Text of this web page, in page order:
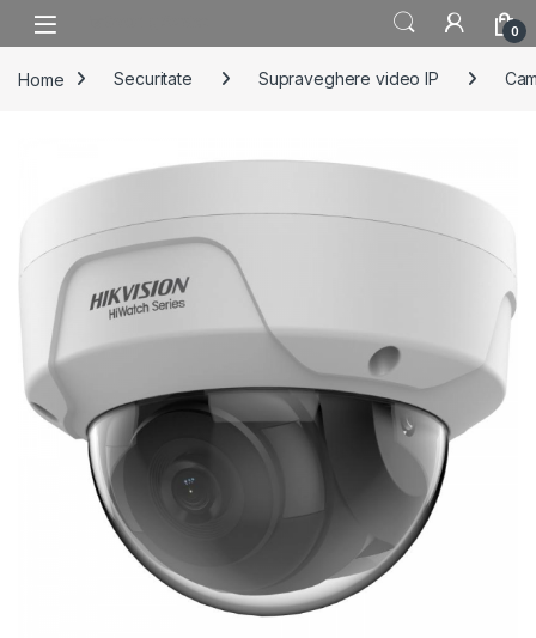
Skip to navigation
Skip to content
0
Home Securitate Supraveghere video IP